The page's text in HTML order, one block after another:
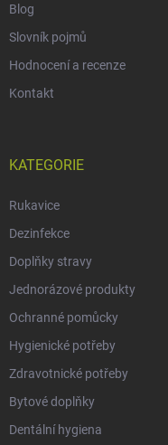
Blog
Slovník pojmů
Hodnocení a recenze
Kontakt
KATEGORIE
Rukavice
Dezinfekce
Doplňky stravy
Jednorázové produkty
Ochranné pomůcky
Hygienické potřeby
Zdravotnické potřeby
Bytové doplňky
Dentální hygiena